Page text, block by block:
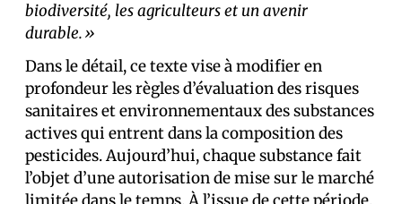
biodiversité, les agriculteurs et un avenir
durable.»
Dans le détail, ce texte vise à modifier en
profondeur les règles d’évaluation des risques
sanitaires et environnementaux des substances
actives qui entrent dans la composition des
pesticides. Aujourd’hui, chaque substance fait
l’objet d’une autorisation de mise sur le marché